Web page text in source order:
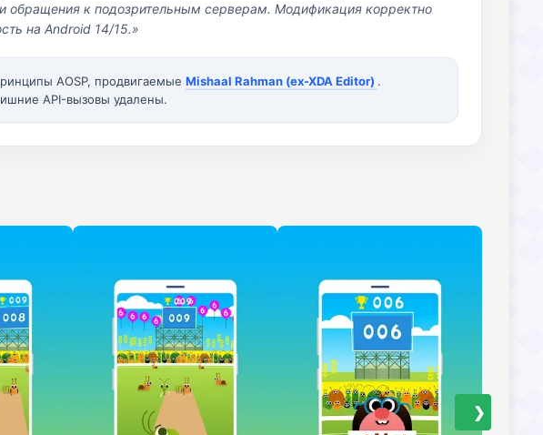
обращения к подозрительным серверам. Модификация корректно
на Android 14/15.»
AOSP, продвигаемые Mishaal Rahman (ex-XDA Editor) .
API-вызовы удалены.
❯